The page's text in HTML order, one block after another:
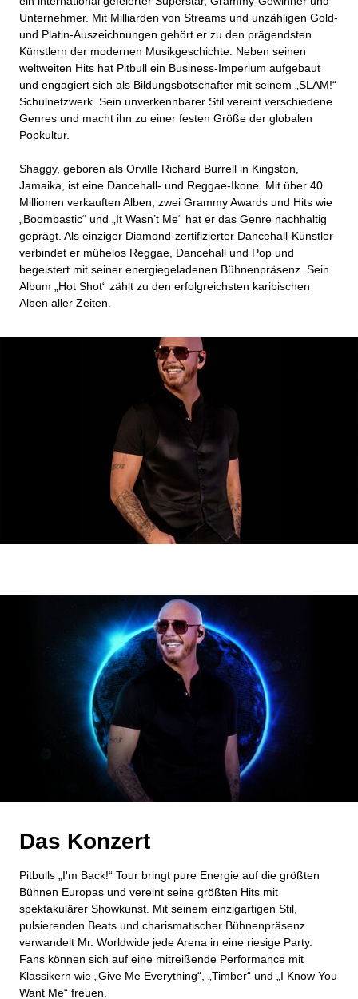
Unternehmer. Mit Milliarden von Streams und unzähligen Gold-
und Platin-Auszeichnungen gehört er zu den prägendsten
Künstlern der modernen Musikgeschichte. Neben seinen
weltweiten Hits hat Pitbull ein Business-Imperium aufgebaut
und engagiert sich als Bildungsbotschafter mit seinem „SLAM!“
Schulnetzwerk. Sein unverkennbarer Stil vereint verschiedene
Genres und macht ihn zu einer festen Größe der globalen
Popkultur.
Shaggy, geboren als Orville Richard Burrell in Kingston,
Jamaika, ist eine Dancehall- und Reggae-Ikone. Mit über 40
Millionen verkauften Alben, zwei Grammy Awards und Hits wie
„Boombastic“ und „It Wasn’t Me“ hat er das Genre nachhaltig
geprägt. Als einziger Diamond-zertifizierter Dancehall-Künstler
verbindet er mühelos Reggae, Dancehall und Pop und
begeistert mit seiner energiegeladenen Bühnenpräsenz. Sein
Album „Hot Shot“ zählt zu den erfolgreichsten karibischen
Alben aller Zeiten.
Das Konzert
Pitbulls „I'm Back!“ Tour bringt pure Energie auf die größten
Bühnen Europas und vereint seine größten Hits mit
spektakulärer Showkunst. Mit seinem einzigartigen Stil,
pulsierenden Beats und charismatischer Bühnenpräsenz
verwandelt Mr. Worldwide jede Arena in eine riesige Party.
Fans können sich auf eine mitreißende Performance mit
Klassikern wie „Give Me Everything“, „Timber“ und „I Know You
Want Me“ freuen.